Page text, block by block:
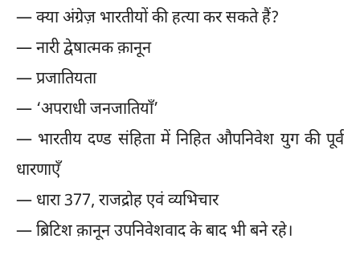
— क्या अंग्रेज़ भारतीयों की हत्या कर सकते हैं?
— नारी द्वेषात्मक क़ानून
— प्रजातियता
— ‘अपराधी जनजातियाँ’
— भारतीय दण्ड संहिता में निहित औपनिवेश युग की पूर्व
धारणाएँ
— धारा 377, राजद्रोह एवं व्यभिचार
— ब्रिटिश क़ानून उपनिवेशवाद के बाद भी बने रहे।